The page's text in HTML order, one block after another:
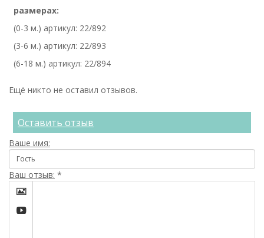
размерах:
(0-3 м.) артикул: 22/892
(3-6 м.) артикул: 22/893
(6-18 м.) артикул: 22/894
Ещё никто не оставил отзывов.
Оставить отзыв
Ваше имя:
Ваш отзыв: *

